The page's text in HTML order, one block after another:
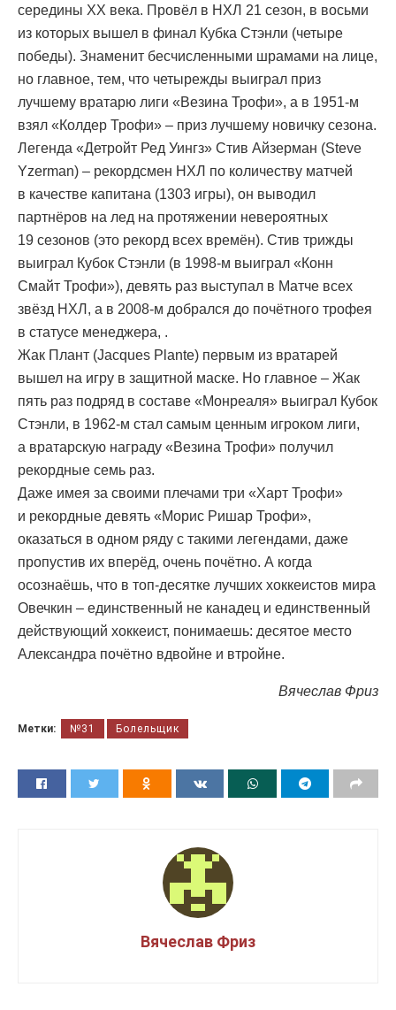
середины XX века. Провёл в НХЛ 21 сезон, в восьми
из которых вышел в финал Кубка Стэнли (четыре
победы). Знаменит бесчисленными шрамами на лице,
но главное, тем, что четырежды выиграл приз
лучшему вратарю лиги «Везина Трофи», а в 1951-м
взял «Колдер Трофи» – приз лучшему новичку сезона.
Легенда «Детройт Ред Уингз» Стив Айзерман (Steve
Yzerman) – рекордсмен НХЛ по количеству матчей
в качестве капитана (1303 игры), он выводил
партнёров на лед на протяжении невероятных
19 сезонов (это рекорд всех времён). Стив трижды
выиграл Кубок Стэнли (в 1998-м выиграл «Конн
Смайт Трофи»), девять раз выступал в Матче всех
звёзд НХЛ, а в 2008-м добрался до почётного трофея
в статусе менеджера, .
Жак Плант (Jacques Plante) первым из вратарей
вышел на игру в защитной маске. Но главное – Жак
пять раз подряд в составе «Монреаля» выиграл Кубок
Стэнли, в 1962-м стал самым ценным игроком лиги,
а вратарскую награду «Везина Трофи» получил
рекордные семь раз.
Даже имея за своими плечами три «Харт Трофи»
и рекордные девять «Морис Ришар Трофи»,
оказаться в одном ряду с такими легендами, даже
пропустив их вперёд, очень почётно. А когда
осознаёшь, что в топ-десятке лучших хоккеистов мира
Овечкин – единственный не канадец и единственный
действующий хоккеист, понимаешь: десятое место
Александра почётно вдвойне и втройне.
Вячеслав Фриз
Метки: №31 Болельщик
Вячеслав Фриз